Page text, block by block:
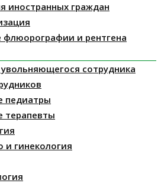
иностранных граждан
флюорографии и рентгена
сотрудника
педиатры
терапевты
и гинекология